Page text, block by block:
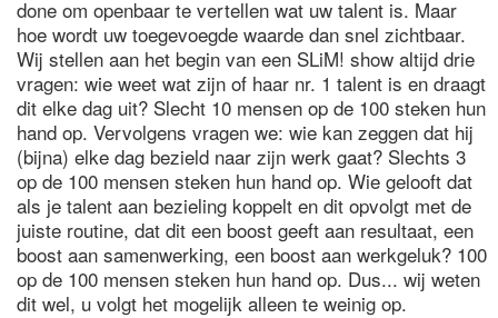
done om openbaar te vertellen wat uw talent is. Maar
hoe wordt uw toegevoegde waarde dan snel zichtbaar.
Wij stellen aan het begin van een SLiM! show altijd drie
vragen: wie weet wat zijn of haar nr. 1 talent is en draagt
dit elke dag uit? Slecht 10 mensen op de 100 steken hun
hand op. Vervolgens vragen we: wie kan zeggen dat hij
(bijna) elke dag bezield naar zijn werk gaat? Slechts 3
op de 100 mensen steken hun hand op. Wie gelooft dat
als je talent aan bezieling koppelt en dit opvolgt met de
juiste routine, dat dit een boost geeft aan resultaat, een
boost aan samenwerking, een boost aan werkgeluk? 100
op de 100 mensen steken hun hand op. Dus... wij weten
dit wel, u volgt het mogelijk alleen te weinig op.